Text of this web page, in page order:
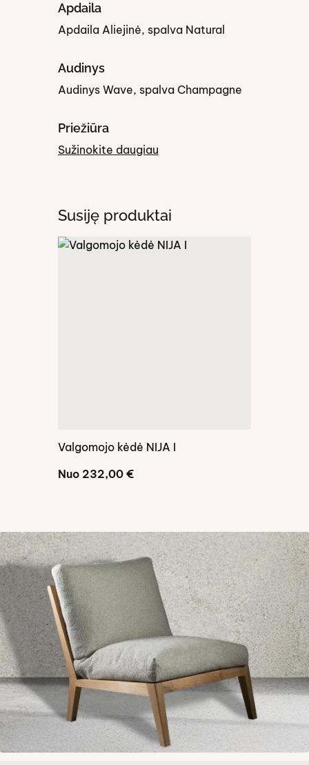
Apdaila
Apdaila Aliejinė, spalva Natural
Audinys
Audinys Wave, spalva Champagne
Priežiūra
Sužinokite daugiau
Susiję produktai
Valgomojo kėdė NIJA I
Nuo 232,00 €